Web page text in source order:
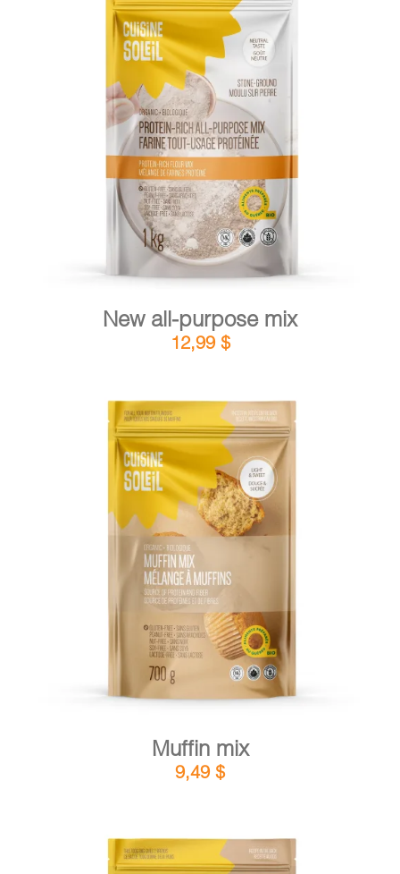
CART
FR
ADD TO CART / DETAILS
New all-purpose mix
12,99 $
ADD TO CART
Muffin mix
9,49 $